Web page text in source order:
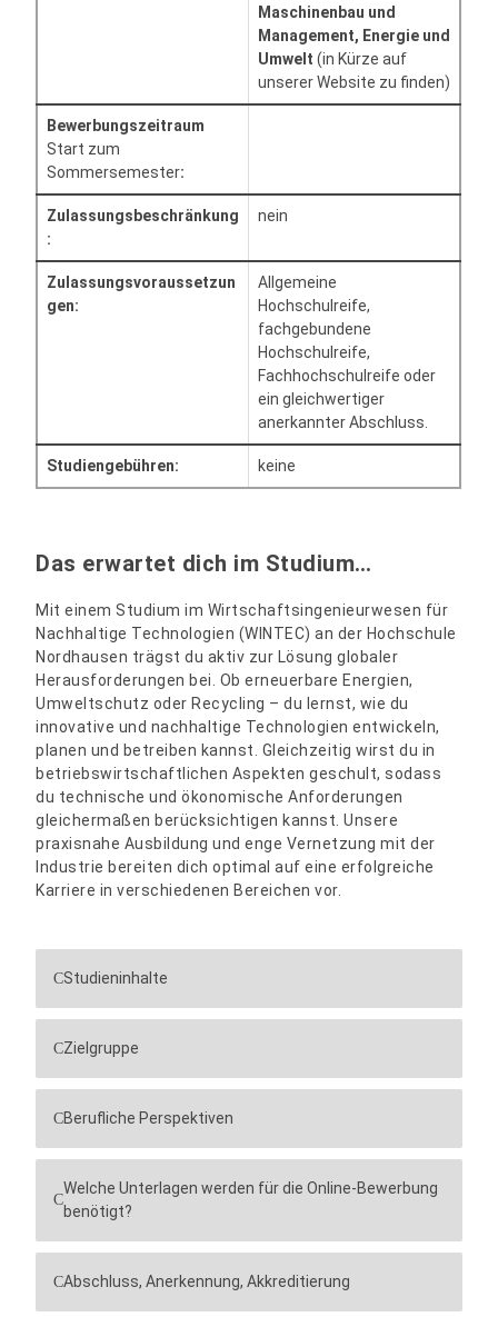
Maschinenbau und
Management, Energie und
Umwelt(in Kürze auf
unserer Website zu finden)
Bewerbungszeitraum
Start zum
Sommersemester:
Zulassungsbeschränkung
:
nein
Zulassungsvoraussetzun
gen:
Allgemeine
Hochschulreife,
fachgebundene
Hochschulreife,
Fachhochschulreife oder
ein gleichwertiger
anerkannter Abschluss.
Studiengebühren: keine
Das erwartet dich im Studium…
Mit einem Studium im Wirtschaftsingenieurwesen für
Nachhaltige Technologien (WINTEC) an der Hochschule
Nordhausen trägst du aktiv zur Lösung globaler
Herausforderungen bei. Ob erneuerbare Energien,
Umweltschutz oder Recycling – du lernst, wie du
innovative und nachhaltige Technologien entwickeln,
planen und betreiben kannst. Gleichzeitig wirst du in
betriebswirtschaftlichen Aspekten geschult, sodass
du technische und ökonomische Anforderungen
gleichermaßen berücksichtigen kannst. Unsere
praxisnahe Ausbildung und enge Vernetzung mit der
Industrie bereiten dich optimal auf eine erfolgreiche
Karriere in verschiedenen Bereichen vor.
Studieninhalte
Zielgruppe
Berufliche Perspektiven
Welche Unterlagen werden für die Online-Bewerbung
benötigt?
Abschluss, Anerkennung, Akkreditierung